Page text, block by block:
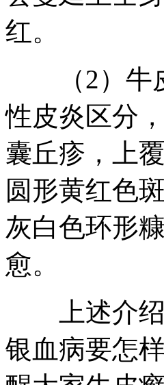
红。
（2）牛皮
性皮炎区分
囊丘疹，上
圆形黄红色
灰白色环形
愈。
上述介绍
银血病要怎